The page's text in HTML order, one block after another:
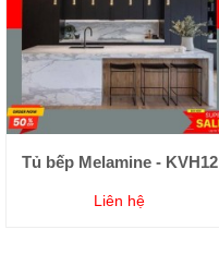
Tủ bếp Melamine - KVH12
Liên hệ